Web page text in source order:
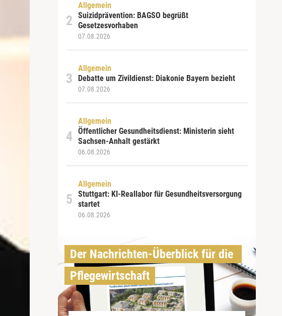
Allgemein
Suizidprävention: BAGSO begrüßt
Gesetzesvorhaben
07.08.2026
Allgemein
Debatte um Zivildienst: Diakonie Bayern bezieht
07.08.2026
Allgemein
Öffentlicher Gesundheitsdienst: Ministerin sieht
Sachsen-Anhalt gestärkt
06.08.2026
Allgemein
Stuttgart: KI-Reallabor für Gesundheitsversorgung
startet
06.08.2026
Der Nachrichten-Überblick für die
Pflegewirtschaft